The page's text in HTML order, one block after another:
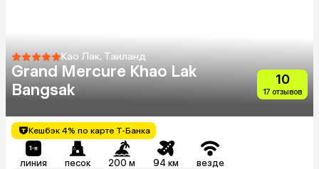
Као Лак, Таиланд
Grand Mercure Khao Lak
Bangsak
10
17 отзывов
Кешбэк 4% по карте Т-Банка
линия песок 200 м 94 км везде